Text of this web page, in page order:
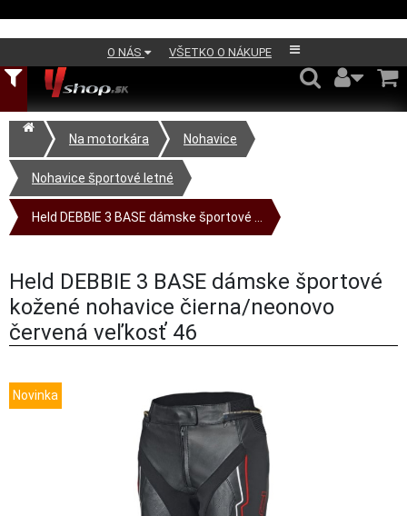
O NÁS VŠETKO O NÁKUPE
Na motorkára Nohavice
Nohavice športové letné
Held DEBBIE 3 BASE dámske športové ...
Held DEBBIE 3 BASE dámske športové
kožené nohavice čierna/neonovo
červená veľkosť 46
Novinka